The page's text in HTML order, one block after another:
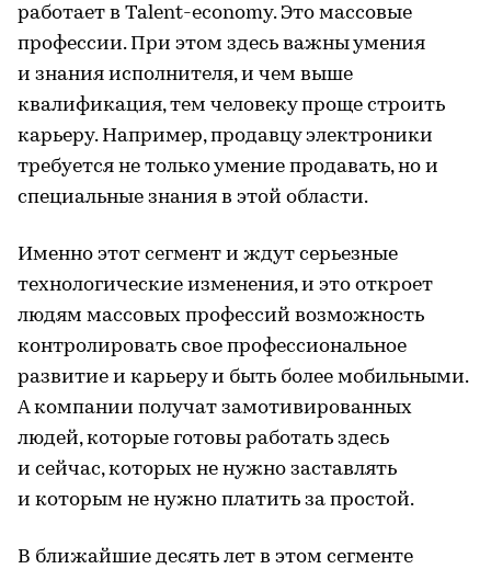
работает в Talent-economy. Это массовые
профессии. При этом здесь важны умения
и знания исполнителя, и чем выше
квалификация, тем человеку проще строить
карьеру. Например, продавцу электроники
требуется не только умение продавать, но и
специальные знания в этой области.
Именно этот сегмент и ждут серьезные
технологические изменения, и это откроет
людям массовых профессий возможность
контролировать свое профессиональное
развитие и карьеру и быть более мобильными.
А компании получат замотивированных
людей, которые готовы работать здесь
и сейчас, которых не нужно заставлять
и которым не нужно платить за простой.
В ближайшие десять лет в этом сегменте